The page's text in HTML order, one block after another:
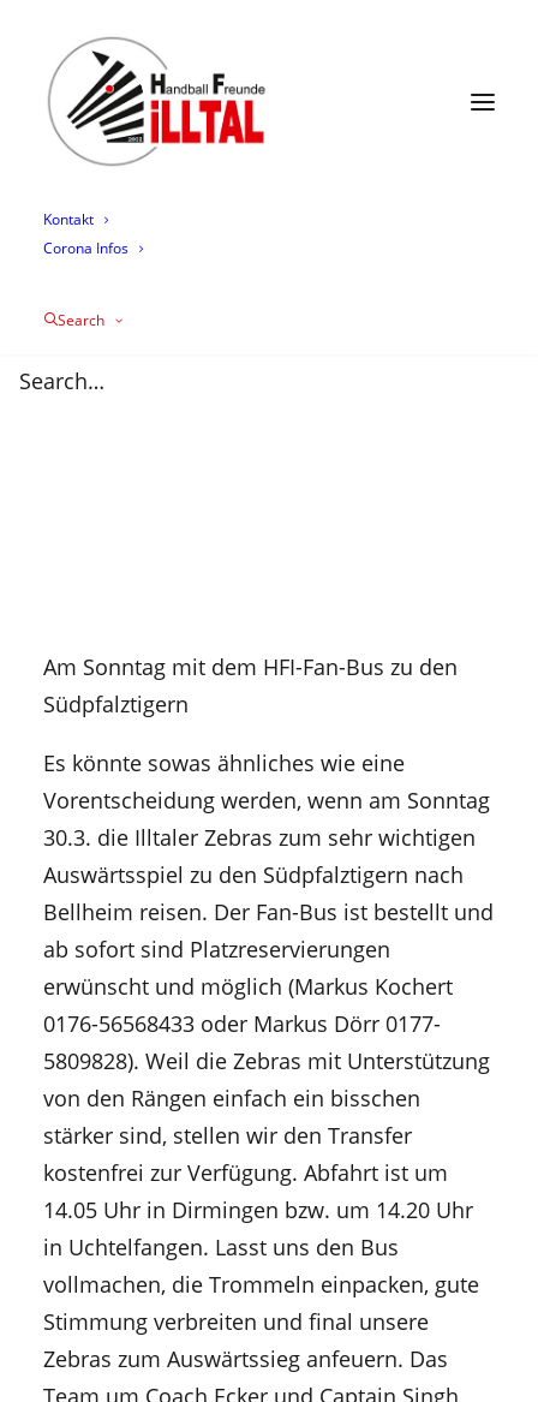
Termine
Mannschaften
Trainingszeiten
Mediathek
Über uns
Kontakt
Corona Infos
Search
Am Sonntag mit dem HFI-Fan-Bus zu den
Südpfalztigern
Es könnte sowas ähnliches wie eine
Vorentscheidung werden, wenn am Sonntag
30.3. die Illtaler Zebras zum sehr wichtigen
Auswärtsspiel zu den Südpfalztigern nach
Bellheim reisen. Der Fan-Bus ist bestellt und
ab sofort sind Platzreservierungen
erwünscht und möglich (Markus Kochert
0176-56568433 oder Markus Dörr 0177-
5809828). Weil die Zebras mit Unterstützung
von den Rängen einfach ein bisschen
stärker sind, stellen wir den Transfer
kostenfrei zur Verfügung. Abfahrt ist um
14.05 Uhr in Dirmingen bzw. um 14.20 Uhr
in Uchtelfangen. Lasst uns den Bus
vollmachen, die Trommeln einpacken, gute
Stimmung verbreiten und final unsere
Zebras zum Auswärtssieg anfeuern. Das
Team um Coach Ecker und Captain Singh